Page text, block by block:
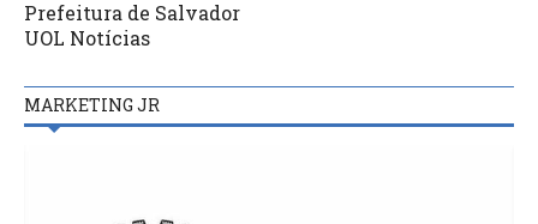
Prefeitura de Salvador
UOL Notícias
MARKETING JR